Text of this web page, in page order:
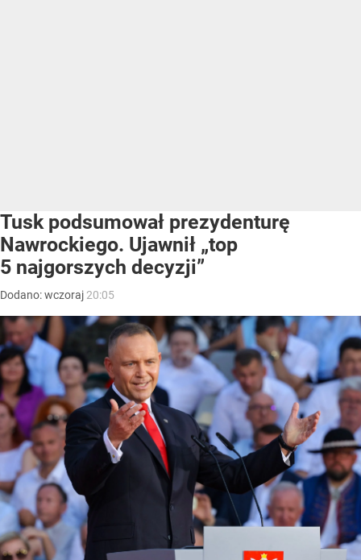
Tusk podsumował prezydenturę
Nawrockiego. Ujawnił „top
5 najgorszych decyzji”
Dodano:wczoraj 20:05